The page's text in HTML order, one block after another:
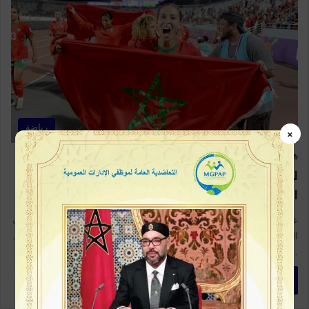
رياضة
10
لبؤات الأطلس يستعدن بثقة لتحقيق التتويج
التاريخي أمام نيجيريا
عشية نهائي كأس إفريقيا للسيدات، يرفع المنتخب المغربي النسوي سقف
الطموحات إلى أعلى درجاته، وسط أجواء من الإصرار والعزيمة والتفاؤل.
…
أكمل القراءة »
×